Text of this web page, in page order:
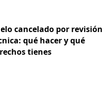
cancelado por revisión
qué hacer y qué
tienes